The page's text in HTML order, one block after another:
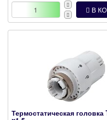
В
Термостатическая головка